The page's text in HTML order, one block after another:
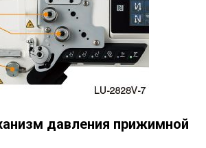
давления прижимной